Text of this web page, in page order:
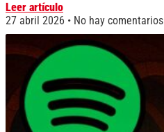
Leer artículo
27 abril 2026
No hay comentarios